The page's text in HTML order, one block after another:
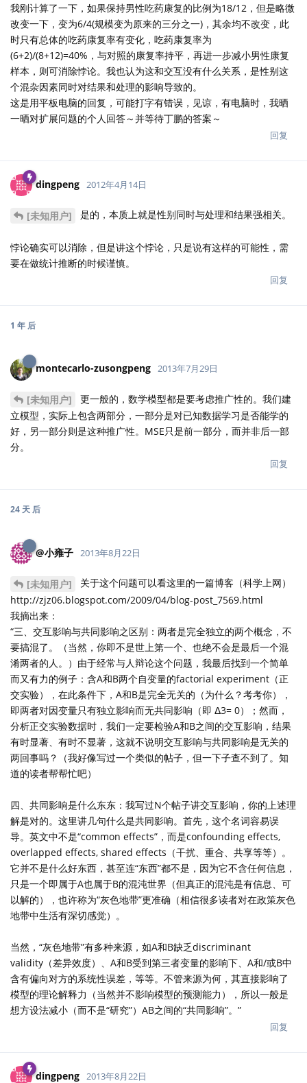
我刚计算了一下，如果保持男性吃药康复的比例为18/12，但是略微
改变一下，变为6/4(规模变为原来的三分之一)，其余均不改变，此
时只有总体的吃药康复率有变化，吃药康复率为
(6+2)/(8+12)=40%，与对照的康复率持平，再进一步减小男性康复
样本，则可消除悖论。我也认为这和交互没有什么关系，是性别这
个混杂因素同时对结果和处理的影响导致的。
这是用平板电脑的回复，可能打字有错误，见谅，有电脑时，我晒
一晒对扩展问题的个人回答～并等待丁鹏的答案～
回复
dingpeng 2012年4月14日
[未知用户] 是的，本质上就是性别同时与处理和结果强相关。
悖论确实可以消除，但是讲这个悖论，只是说有这样的可能性，需
要在做统计推断的时候谨慎。
回复
1 年 后
montecarlo-zusongpeng 2013年7月29日
[未知用户]
更一般的，数学模型都是要考虑推广性的。我们建
立模型，实际上包含两部分，一部分是对已知数据学习是否能学的
好，另一部分则是这种推广性。MSE只是前一部分，而并非后一部
分。
回复
24 天 后
@小雍子 2013年8月22日
[未知用户]
关于这个问题可以看这里的一篇博客（科学上网）
http://zjz06.blogspot.com/2009/04/blog-post_7569.html
我摘出来：
“三、交互影响与共同影响之区别：两者是完全独立的两个概念，不
要搞混了。（当然，你即不是世上第一个、也绝不会是最后一个混
淆两者的人。）由于经常与人辩论这个问题，我最后找到一个简单
而又有力的例子：含A和B两个自变量的factorial experiment（正
交实验），在此条件下，A和B是完全无关的（为什么？考考你），
即两者对因变量只有独立影响而无共同影响（即 Δ3= 0）；然而，
分析正交实验数据时，我们一定要检验A和B之间的交互影响，结果
有时显著、有时不显著，这就不说明交互影响与共同影响是无关的
两回事吗？（我好像写过一个类似的帖子，但一下子查不到了。知
道的读者帮帮忙吧）
四、共同影响是什么东东：我写过N个帖子讲交互影响，你的上述理
解是对的。这里讲几句什么是共同影响。首先，这个名词容易误
导。英文中不是“common effects”，而是confounding effects,
overlapped effects, shared effects（干扰、重合、共享等等）。
它并不是什么好东西，甚至连“东西”都不是，因为它不含任何信息，
只是一个即属于A也属于B的混沌世界（但真正的混沌是有信息、可
以解的），也许称为“灰色地带”更准确（相信很多读者对在政策灰色
地带中生活有深切感觉）。
当然，“灰色地带”有多种来源，如A和B缺乏discriminant
validity（差异效度）、A和B受到第三者变量的影响下、A和/或B中
含有偏向对方的系统性误差，等等。不管来源为何，其直接影响了
模型的理论解释力（当然并不影响模型的预测能力），所以一般是
想方设法减小（而不是“研究”）AB之间的“共同影响”。”
回复
dingpeng 2013年8月22日